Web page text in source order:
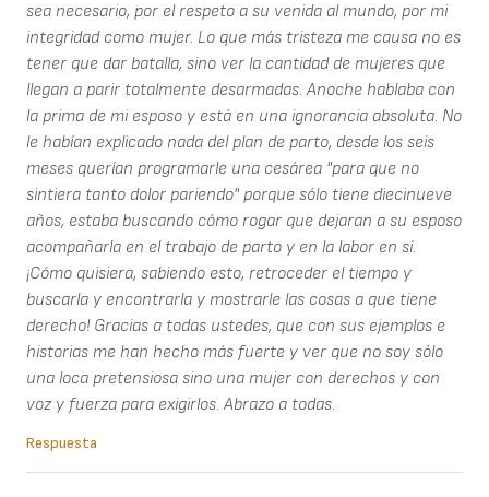
sea necesario, por el respeto a su venida al mundo, por mi
integridad como mujer. Lo que más tristeza me causa no es
tener que dar batalla, sino ver la cantidad de mujeres que
llegan a parir totalmente desarmadas. Anoche hablaba con
la prima de mi esposo y está en una ignorancia absoluta. No
le habían explicado nada del plan de parto, desde los seis
meses querían programarle una cesárea "para que no
sintiera tanto dolor pariendo" porque sólo tiene diecinueve
años, estaba buscando cómo rogar que dejaran a su esposo
acompañarla en el trabajo de parto y en la labor en sí.
¡Cómo quisiera, sabiendo esto, retroceder el tiempo y
buscarla y encontrarla y mostrarle las cosas a que tiene
derecho! Gracias a todas ustedes, que con sus ejemplos e
historias me han hecho más fuerte y ver que no soy sólo
una loca pretensiosa sino una mujer con derechos y con
voz y fuerza para exigirlos. Abrazo a todas.
Respuesta